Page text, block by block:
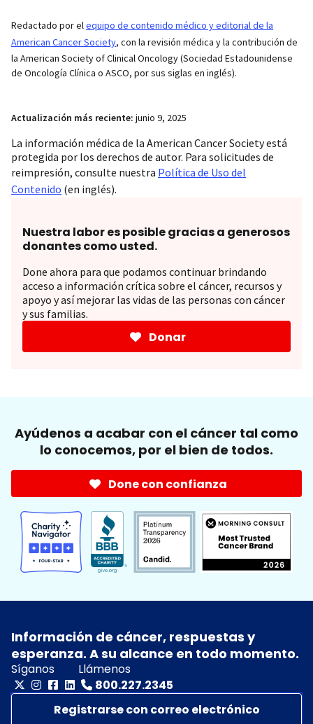
Redactado por elequipo de contenido médico y editorial de la
American Cancer Society, con la revisión médica y la contribución de
la American Society of Clinical Oncology (Sociedad Estadounidense
de Oncología Clínica o ASCO, por sus siglas en inglés).
Actualización más reciente: junio 9, 2025
La información médica de la American Cancer Society está
protegida por los derechos de autor. Para solicitudes de
reimpresión, consulte nuestra Política de Uso del
Contenido (en inglés).
Nuestra labor es posible gracias a generosos
donantes como usted.
Done ahora para que podamos continuar brindando
acceso a información crítica sobre el cáncer, recursos y
apoyo y así mejorar las vidas de las personas con cáncer
y sus familias.
Donar
Ayúdenos a acabar con el cáncer tal como
lo conocemos, por el bien de todos.
Done con confianza
Información de cáncer, respuestas y
esperanza. A su alcance en todo momento.
Síganos
Llámenos
800.227.2345
Registrarse con correo electrónico